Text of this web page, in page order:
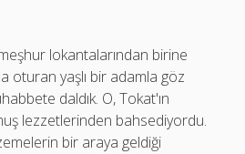
lokantalarından birine
oturan yaşlı bir adamla göz
daldık. O, Tokat'ın
lezzetlerinden bahsediyordu.
bir araya geldiği